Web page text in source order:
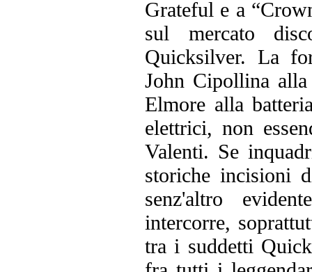
Grateful e a
sul mercato
Quicksilver. La
John Cipollina
Elmore alla
elettrici, non
Valenti. Se
storiche incisioni
senz'altro
intercorre,
tra i suddetti